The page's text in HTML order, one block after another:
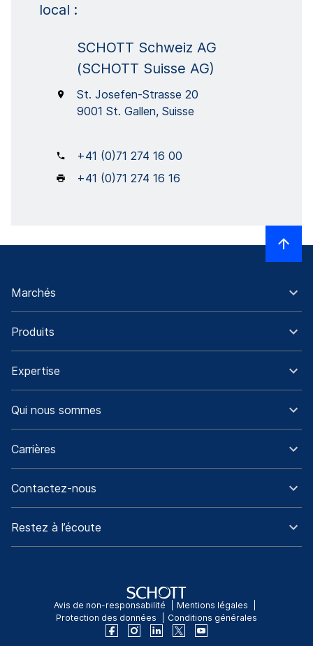
local :
SCHOTT Schweiz AG
(SCHOTT Suisse AG)
St. Josefen-Strasse 20
9001 St. Gallen, Suisse
+41 (0)71 274 16 00
+41 (0)71 274 16 16
Marchés
Produits
Expertise
Qui nous sommes
Carrières
Contactez-nous
Restez à l’écoute
Avis de non-responsabilité
Mentions légales
Protection des données
Conditions générales